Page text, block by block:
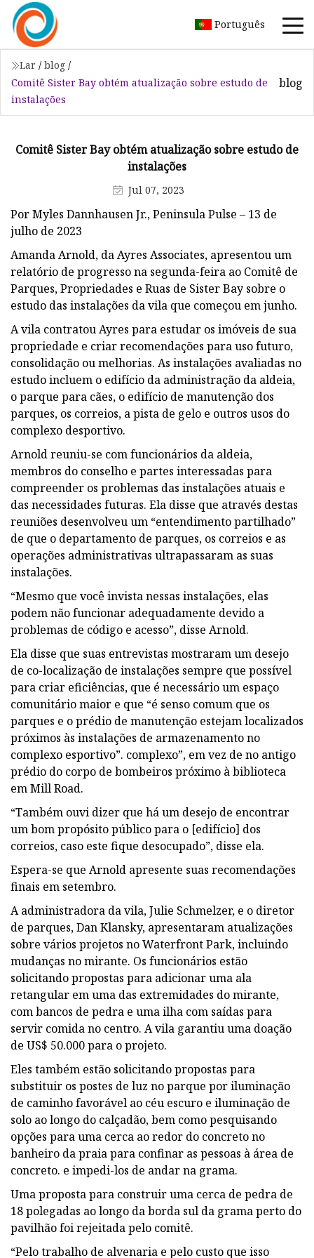
Português
Lar / blog /
Comitê Sister Bay obtém atualização sobre estudo de
instalações
blog
Comitê Sister Bay obtém atualização sobre estudo de
instalações
Jul 07, 2023
Por Myles Dannhausen Jr., Peninsula Pulse – 13 de
julho de 2023
Amanda Arnold, da Ayres Associates, apresentou um
relatório de progresso na segunda-feira ao Comitê de
Parques, Propriedades e Ruas de Sister Bay sobre o
estudo das instalações da vila que começou em junho.
A vila contratou Ayres para estudar os imóveis de sua
propriedade e criar recomendações para uso futuro,
consolidação ou melhorias. As instalações avaliadas no
estudo incluem o edifício da administração da aldeia,
o parque para cães, o edifício de manutenção dos
parques, os correios, a pista de gelo e outros usos do
complexo desportivo.
Arnold reuniu-se com funcionários da aldeia,
membros do conselho e partes interessadas para
compreender os problemas das instalações atuais e
das necessidades futuras. Ela disse que através destas
reuniões desenvolveu um “entendimento partilhado”
de que o departamento de parques, os correios e as
operações administrativas ultrapassaram as suas
instalações.
“Mesmo que você invista nessas instalações, elas
podem não funcionar adequadamente devido a
problemas de código e acesso”, disse Arnold.
Ela disse que suas entrevistas mostraram um desejo
de co-localização de instalações sempre que possível
para criar eficiências, que é necessário um espaço
comunitário maior e que “é senso comum que os
parques e o prédio de manutenção estejam localizados
próximos às instalações de armazenamento no
complexo esportivo”. complexo”, em vez de no antigo
prédio do corpo de bombeiros próximo à biblioteca
em Mill Road.
“Também ouvi dizer que há um desejo de encontrar
um bom propósito público para o [edifício] dos
correios, caso este fique desocupado”, disse ela.
Espera-se que Arnold apresente suas recomendações
finais em setembro.
A administradora da vila, Julie Schmelzer, e o diretor
de parques, Dan Klansky, apresentaram atualizações
sobre vários projetos no Waterfront Park, incluindo
mudanças no mirante. Os funcionários estão
solicitando propostas para adicionar uma ala
retangular em uma das extremidades do mirante,
com bancos de pedra e uma ilha com saídas para
servir comida no centro. A vila garantiu uma doação
de US$ 50.000 para o projeto.
Eles também estão solicitando propostas para
substituir os postes de luz no parque por iluminação
de caminho favorável ao céu escuro e iluminação de
solo ao longo do calçadão, bem como pesquisando
opções para uma cerca ao redor do concreto no
banheiro da praia para confinar as pessoas à área de
concreto. e impedi-los de andar na grama.
Uma proposta para construir uma cerca de pedra de
18 polegadas ao longo da borda sul da grama perto do
pavilhão foi rejeitada pelo comitê.
“Pelo trabalho de alvenaria e pelo custo que isso